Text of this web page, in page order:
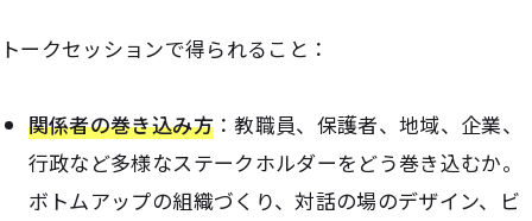
トークセッションで得られること：
関係者の巻き込み方：教職員、保護者、地域、企業、
行政など多様なステークホルダーをどう巻き込むか。
ボトムアップの組織づくり、対話の場のデザイン、ビ